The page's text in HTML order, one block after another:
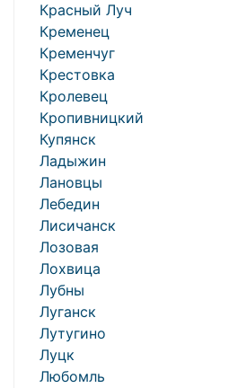
Красный Луч
Кременец
Кременчуг
Крестовка
Кролевец
Кропивницкий
Купянск
Ладыжин
Лановцы
Лебедин
Лисичанск
Лозовая
Лохвица
Лубны
Луганск
Лутугино
Луцк
Любомль